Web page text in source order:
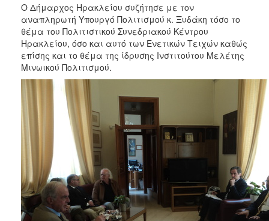
Ο Δήμαρχος Ηρακλείου συζήτησε με τον
αναπληρωτή Υπουργό Πολιτισμού κ. Ξυδάκη τόσο το
θέμα του Πολιτιστικού Συνεδριακού Κέντρου
Ηρακλείου, όσο και αυτό των Ενετικών Τειχών καθώς
επίσης και το θέμα της ίδρυσης Ινστιτούτου Μελέτης
Μινωικού Πολιτισμού.